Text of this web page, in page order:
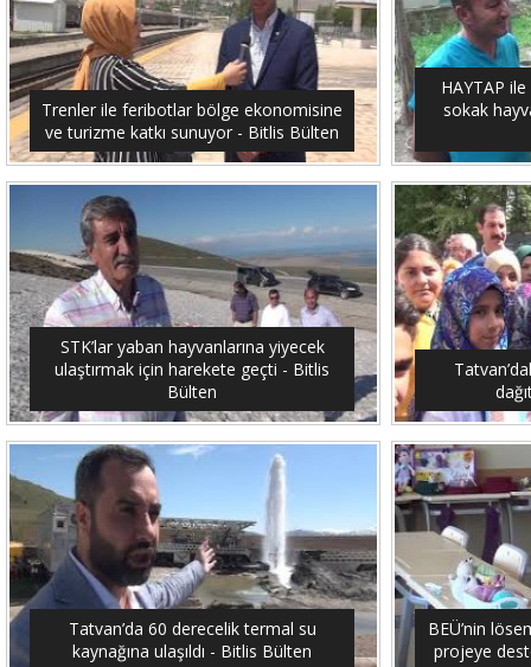
Trenler ile feribotlar bölge ekonomisine
ve turizme katkı sunuyor - Bitlis Bülten
HAYTAP
sokak
STK’lar yaban hayvanlarına yiyecek
ulaştırmak için harekete geçti - Bitlis
Bülten
Tatvan’da 60 derecelik termal su
kaynağına ulaşıldı - Bitlis Bülten
BEÜ’nin
projeye